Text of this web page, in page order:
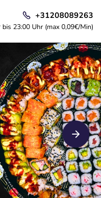
+31208089263
bis 23:00 Uhr (max 0,09€/Min)